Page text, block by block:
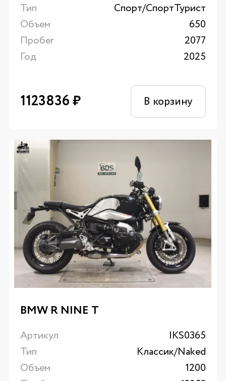
Тип
Спорт/CпортТурист
Объем
650
Пробег
2077
Год
2025
1123836₽ В корзину
BMW R NINE T
Артикул
IKS0365
Тип
Классик/Naked
Объем
1200